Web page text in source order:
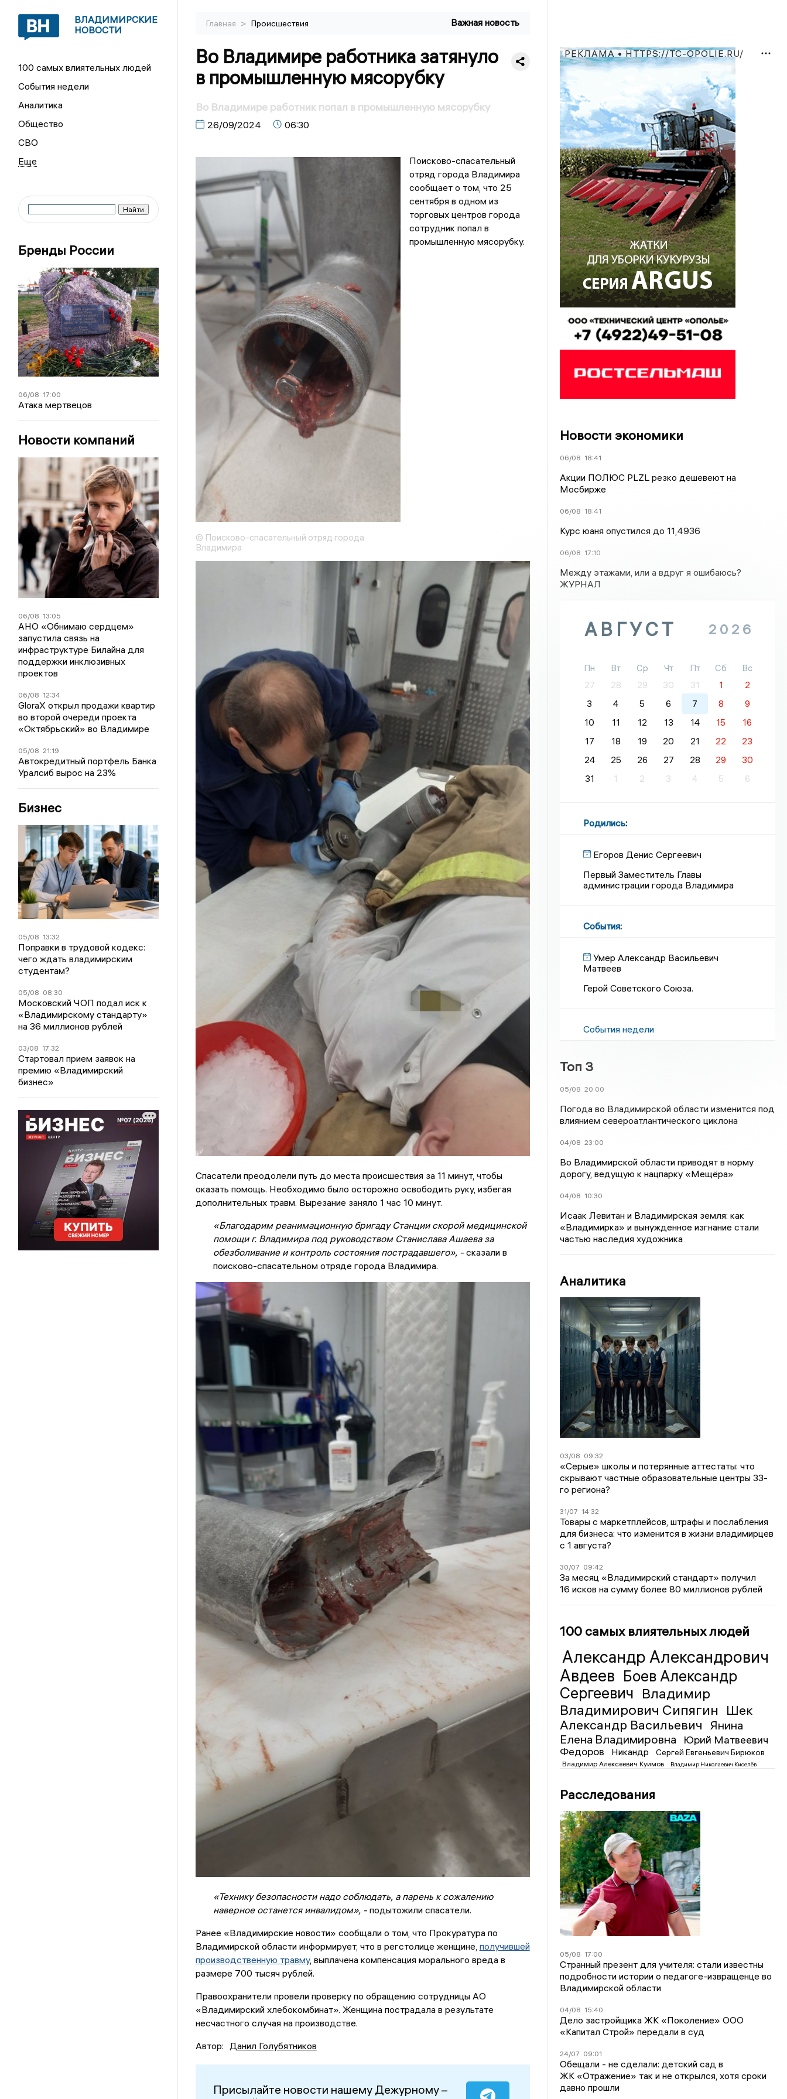
ВЛАДИМИРСКИЕ
НОВОСТИ
100 самых влиятельных людей
События недели
Аналитика
Общество
СВО
Бренды России
06/08 17:00
Атака мертвецов
Новости компаний
06/08 13:05
АНО «Обнимаю сердцем»
запустила связь на
инфраструктуре Билайна для
поддержки инклюзивных
проектов
06/08 12:34
GloraX открыл продажи квартир
во второй очереди проекта
«Октябрьский» во Владимире
05/08 21:19
Автокредитный портфель Банка
Уралсиб вырос на 23%
Бизнес
05/08 13:32
Поправки в трудовой кодекс:
чего ждать владимирским
студентам?
05/08 08:30
Московский ЧОП подал иск к
«Владимирскому стандарту»
на 36 миллионов рублей
03/08 17:32
Стартовал прием заявок на
премию «Владимирский
бизнес»
Главная > Происшествия Важная новость
Во Владимире работника затянуло
в промышленную мясорубку
Во Владимире работник попал в промышленную мясорубку
26/09/2024 06:30
© Поисково-спасательный отряд города
Владимира
Поисково-спасательный
отряд города Владимира
сообщает о том, что 25
сентября в одном из
торговых центров города
сотрудник попал в
промышленную мясорубку.
Спасатели преодолели путь до места происшествия за 11 минут, чтобы
оказать помощь. Необходимо было осторожно освободить руку, избегая
дополнительных травм. Вырезание заняло 1 час 10 минут.
«Благодарим реанимационную бригаду Станции скорой медицинской
помощи г. Владимира под руководством Станислава Ашаева за
обезболивание и контроль состояния пострадавшего», -сказали в
поисково-спасательном отряде города Владимира.
«Технику безопасности надо соблюдать, а парень к сожалению
наверное останется инвалидом», -подытожили спасатели.
Ранее «Владимирские новости» сообщали о том, что Прокуратура по
Владимирской области информирует, что в регстолице женщине, получившей
производственную травму, выплачена компенсация морального вреда в
размере 700 тысяч рублей.
Правоохранители провели проверку по обращению сотрудницы АО
«Владимирский хлебокомбинат». Женщина пострадала в результате
несчастного случая на производстве.
Автор: Данил Голубятников
Присылайте новости нашему Дежурному –
РЕКЛАМА • HTTPS://TC-OPOLIE.RU/
Новости экономики
06/08 18:41
Акции ПОЛЮС PLZL резко дешевеют на
Мосбирже
06/08 18:41
Курс юаня опустился до 11,4936
06/08 17:10
Между этажами, или а вдруг я ошибаюсь?
ЖУРНАЛ
АВГУСТ 2026
Пн Вт Ср Чт Пт Сб
Вс
27
28 29 30 31 1
2
3
4 5 6 7 8
9
10
11 12 13 14 15
16
17
18 19 20 21 22
23
24
25 26 27 28 29
30
31
1 2 3 4 5 6
Родились:
Егоров Денис Сергеевич
Первый Заместитель Главы
администрации города Владимира
События:
Умер Александр Васильевич
Матвеев
Герой Советского Союза.
События недели
Топ 3
05/08 20:00
Погода во Владимирской области изменится под
влиянием североатлантического циклона
04/08 23:00
Во Владимирской области приводят в норму
дорогу, ведущую к нацпарку «Мещёра»
04/08 10:30
Исаак Левитан и Владимирская земля: как
«Владимирка» и вынужденное изгнание стали
частью наследия художника
Аналитика
03/08 09:32
«Серые» школы и потерянные аттестаты: что
скрывают частные образовательные центры 33-
го региона?
31/07 14:32
Товары с маркетплейсов, штрафы и послабления
для бизнеса: что изменится в жизни владимирцев
с 1 августа?
30/07 09:42
За месяц «Владимирский стандарт» получил
16 исков на сумму более 80 миллионов рублей
100 самых влиятельных людей
Александр Александрович
Авдеев Боев Александр
Сергеевич Владимир
Владимирович Сипягин Шек
Александр Васильевич
Янина
Елена Владимировна
Юрий Матвеевич
Федоров
Никандр Сергей Евгеньевич Бирюков
Владимир Алексеевич Куимов Владимир Николаевич Киселёв
Расследования
05/08 17:00
Странный презент для учителя: стали известны
подробности истории о педагоге-извращенце во
Владимирской области
04/08 15:40
Дело застройщика ЖК «Поколение» ООО
«Капитал Строй» передали в суд
24/07 09:01
Обещали - не сделали: детский сад в
ЖК «Отражение» так и не открылся, хотя сроки
давно прошли